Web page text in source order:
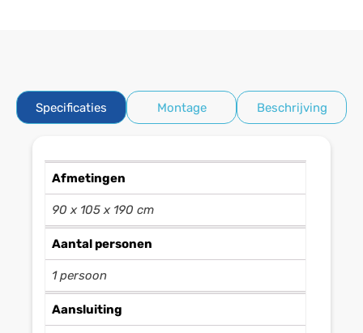
Specificaties Montage Beschrijving
Afmetingen
90 x 105 x 190 cm
Aantal personen
1 persoon
Aansluiting